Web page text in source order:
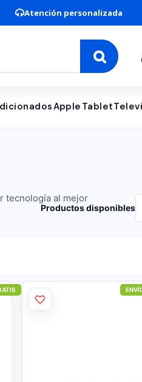
Atención personalizada
Apple Tablet
tecnología al mejor
Productos disponibles